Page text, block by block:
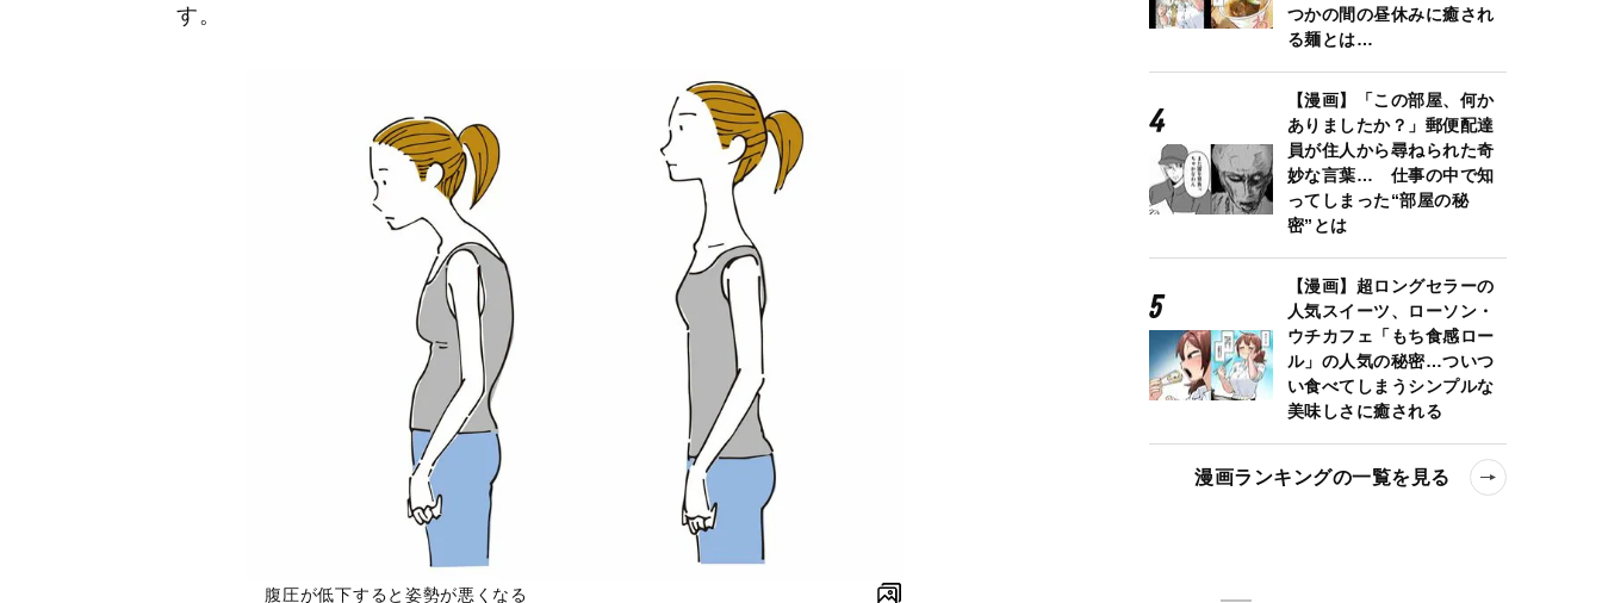
す。
腹圧が低下すると姿勢が悪くなる
つかの間の昼休みに癒され
る麺とは…
【漫画】「この部屋、何か
ありましたか？」郵便配達
員が住人から尋ねられた奇
妙な言葉… 仕事の中で知
ってしまった“部屋の秘
密”とは
【漫画】超ロングセラーの
人気スイーツ、ローソン・
ウチカフェ「もち食感ロー
ル」の人気の秘密…ついつ
い食べてしまうシンプルな
美味しさに癒される
漫画ランキングの一覧を見る